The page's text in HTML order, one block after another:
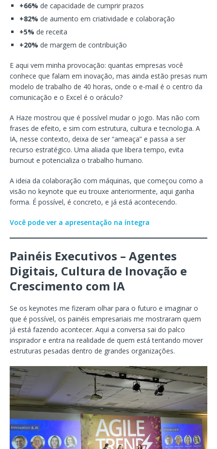
+66% de capacidade de cumprir prazos
+82% de aumento em criatividade e colaboração
+5% de receita
+20% de margem de contribuição
E aqui vem minha provocação: quantas empresas você
conhece que falam em inovação, mas ainda estão presas num
modelo de trabalho de 40 horas, onde o e-mail é o centro da
comunicação e o Excel é o oráculo?
A Haze mostrou que é possível mudar o jogo. Mas não com
frases de efeito, e sim com estrutura, cultura e tecnologia. A
IA, nesse contexto, deixa de ser “ameaça” e passa a ser
recurso estratégico. Uma aliada que libera tempo, evita
burnout e potencializa o trabalho humano.
A ideia da colaboração com máquinas, que começou como a
visão no keynote que eu trouxe anteriormente, aqui ganha
forma. É possível, é concreto, e já está acontecendo.
Você pode ver a apresentação na íntegra
Painéis Executivos – Agentes
Digitais, Cultura de Inovação e
Crescimento com IA
Se os keynotes me fizeram olhar para o futuro e imaginar o
que é possível, os painéis empresariais me mostraram quem
já está fazendo acontecer. Aqui a conversa sai do palco
inspirador e entra na realidade de quem está tentando mover
estruturas pesadas dentro de grandes organizações.